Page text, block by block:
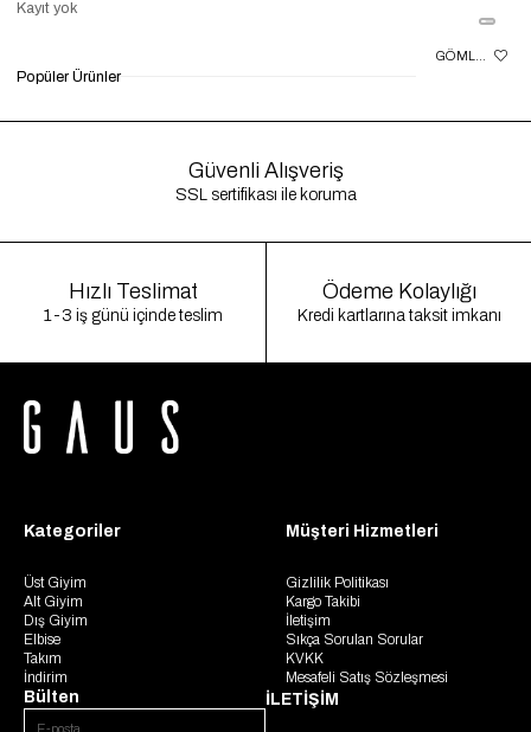
₺300,00
₺950,00
Güvenli Alışveriş
SSL sertifikası ile koruma
Hızlı Teslimat
1-3 iş günü içinde teslim
Ödeme Kolaylığı
Kredi kartlarına taksit imkanı
Kategoriler
Üst Giyim
Alt Giyim
Dış Giyim
Elbise
Takım
İndirim
Müşteri Hizmetleri
Gizlilik Politikası
Kargo Takibi
İletişim
Sıkça Sorulan Sorular
KVKK
Mesafeli Satış Sözleşmesi
Bülten İLETİŞİM
Kayıt yok
Popüler Ürünler